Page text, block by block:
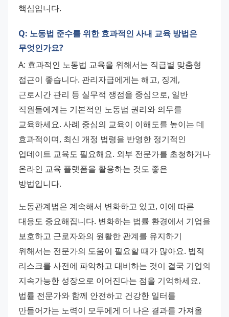
핵심입니다.
Q: 노동법 준수를 위한 효과적인 사내 교육 방법은
무엇인가요?
A: 효과적인 노동법 교육을 위해서는 직급별 맞춤형
접근이 좋습니다. 관리자급에게는 해고, 징계,
근로시간 관리 등 실무적 쟁점을 중심으로, 일반
직원들에게는 기본적인 노동법 권리와 의무를
교육하세요. 사례 중심의 교육이 이해도를 높이는 데
효과적이며, 최신 개정 법령을 반영한 정기적인
업데이트 교육도 필요해요. 외부 전문가를 초청하거나
온라인 교육 플랫폼을 활용하는 것도 좋은
방법입니다.
노동관계법은 계속해서 변화하고 있고, 이에 따른
대응도 중요해집니다. 변화하는 법률 환경에서 기업을
보호하고 근로자와의 원활한 관계를 유지하기
위해서는 전문가의 도움이 필요할 때가 많아요. 법적
리스크를 사전에 파악하고 대비하는 것이 결국 기업의
지속가능한 성장으로 이어진다는 점을 기억하세요.
법률 전문가와 함께 안전하고 건강한 일터를
만들어가는 노력이 모두에게 더 나은 결과를 가져올